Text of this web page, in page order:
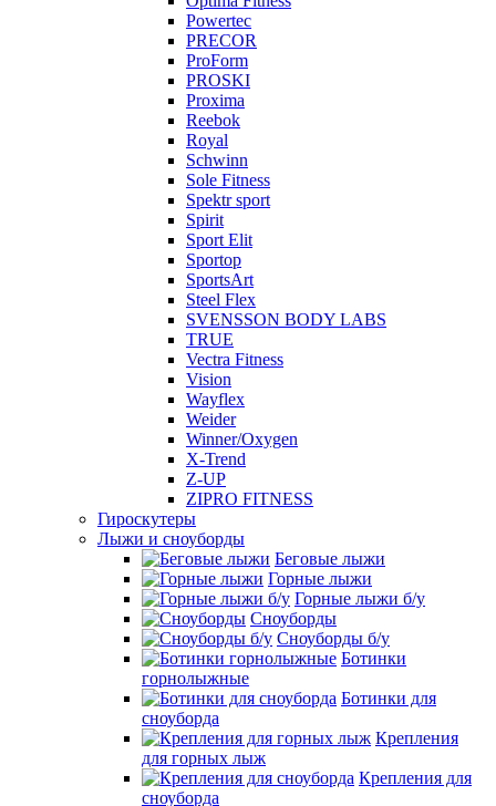
Powertec
PRECOR
ProForm
PROSKI
Proxima
Reebok
Royal
Schwinn
Sole Fitness
Spektr sport
Spirit
Sport Elit
Sportop
SportsArt
Steel Flex
SVENSSON BODY LABS
TRUE
Vectra Fitness
Vision
Wayflex
Weider
Winner/Oxygen
X-Trend
Z-UP
ZIPRO FITNESS
Гироскутеры
Лыжи и сноуборды
Беговые лыжи
Горные лыжи
Горные лыжи б/у
Сноуборды
Сноуборды б/у
Ботинки
горнолыжные
Ботинки для
сноуборда
Крепления
для горных лыж
Крепления для
сноуборда